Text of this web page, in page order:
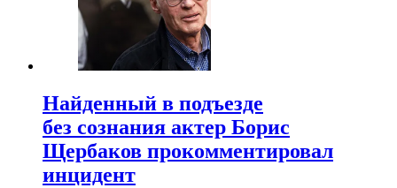
Найденный в подъезде
без сознания актер Борис
Щербаков прокомментировал
инцидент